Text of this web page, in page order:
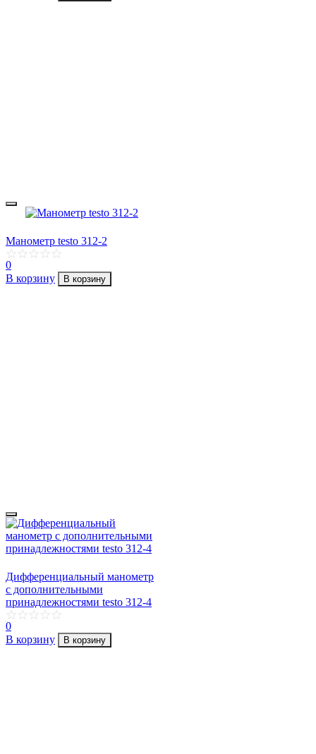
Манометр testo 312-2
0
В корзину
В корзину
Дифференциальный манометр
с дополнительными
принадлежностями testo 312-4
0
В корзину
В корзину